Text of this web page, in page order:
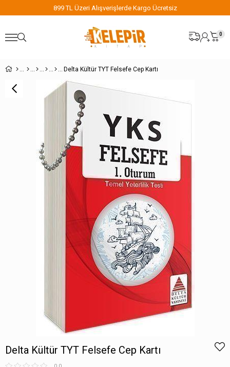
899 TL Üzeri Alışverişlerde Kargo Ücretsiz
0
Delta Kültür TYT Felsefe Cep Kartı
Delta Kültür TYT Felsefe Cep Kartı